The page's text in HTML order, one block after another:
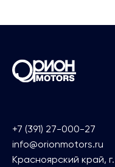
+7 (391) 27-000-27
info@orionmotors.ru
Красноярский край,